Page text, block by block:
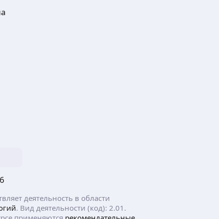
деятельность в области
. Вид деятельности (код): 2.01.